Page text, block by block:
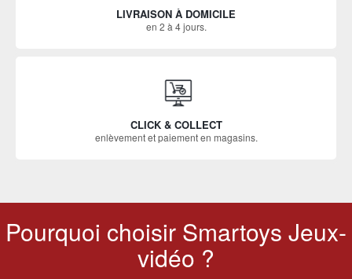
LIVRAISON À DOMICILE
en 2 à 4 jours.
CLICK & COLLECT
enlèvement et paiement en magasins.
Pourquoi choisir Smartoys Jeux-
vidéo ?